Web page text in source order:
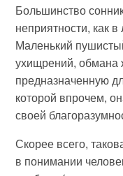
Большинство
неприятности, как
Маленький
ухищрений, обмана
предназначенную
которой впрочем,
своей
Скорее всего,
в понимании